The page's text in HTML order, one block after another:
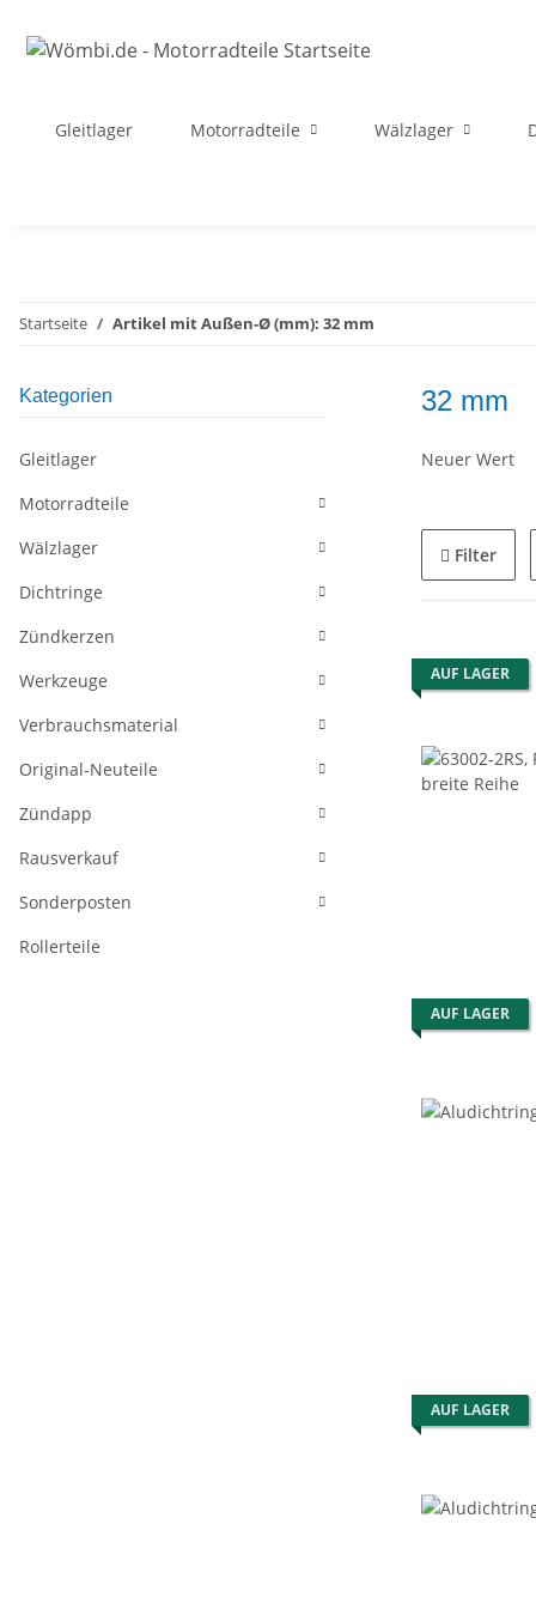
Gleitlager Motorradteile Wälzlager
Startseite Artikel mit Außen-Ø (mm): 32 mm
32 mm
Neuer Wert
Filter
AUF LAGER
AUF LAGER
AUF LAGER
Kategorien
Gleitlager
Motorradteile
Wälzlager
Dichtringe
Zündkerzen
Werkzeuge
Verbrauchsmaterial
Original-Neuteile
Zündapp
Rausverkauf
Sonderposten
Rollerteile